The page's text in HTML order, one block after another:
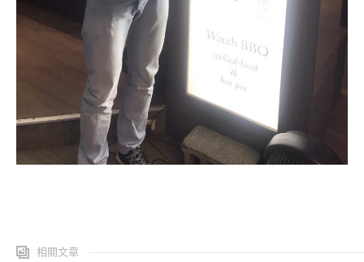
相關文章